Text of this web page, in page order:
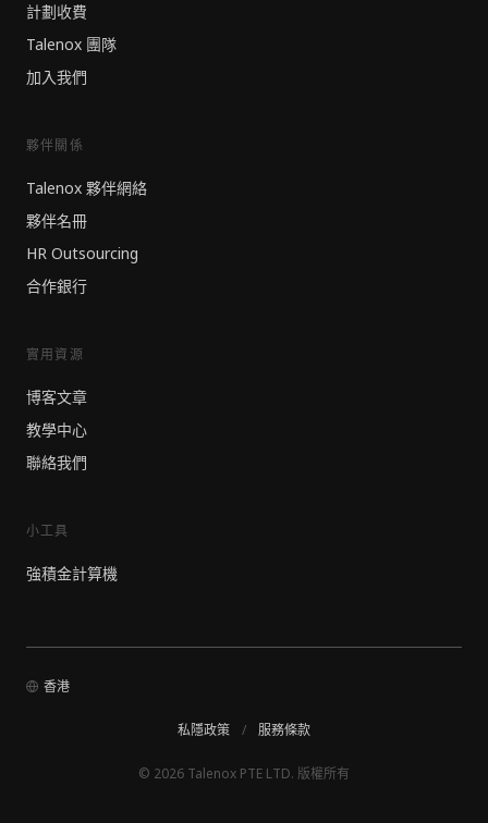
計劃收費
Talenox 團隊
加入我們
夥伴關係
Talenox 夥伴網絡
夥伴名冊
HR Outsourcing
合作銀行
實用資源
博客文章
教學中心
聯絡我們
小工具
強積金計算機
香港
私隱政策 / 服務條款
© 2026 Talenox PTE LTD. 版權所有